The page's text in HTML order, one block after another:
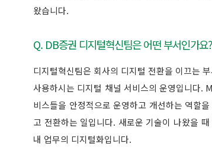
왔습니다.
Q. DB증권 디지털혁신팀은 어떤 부서인가요?
디지털혁신팀은 회사의 디지털 전환을 이끄는
사용하시는 디지털 채널 서비스의 운영입니다.
비스들을 안정적으로 운영하고 개선하는 역할
고 전환하는 일입니다. 새로운 기술이 나왔을
내 업무의 디지털화입니다.